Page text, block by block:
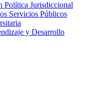
Política Jurisdiccional
Servicios Públicos
y Desarrollo